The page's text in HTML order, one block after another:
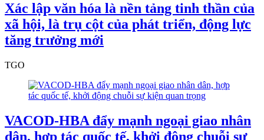
Xác lập văn hóa là nền tảng tinh thần của
xã hội, là trụ cột của phát triển, động lực
tăng trưởng mới
TGO
VACOD-HBA đẩy mạnh ngoại giao nhân
dân, hợp tác quốc tế, khởi động chuỗi sự